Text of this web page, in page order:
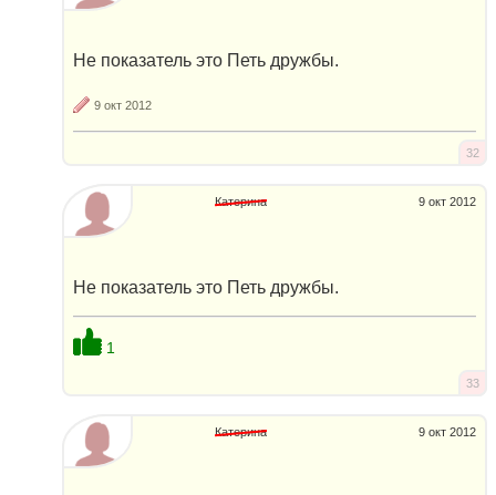
Не показатель это Петь дружбы.
9 окт 2012
32
9 окт 2012
Катерина
Не показатель это Петь дружбы.
1
33
9 окт 2012
Катерина